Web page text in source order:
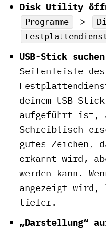
Disk Utility
Programme >
USB-Stick
Seitenleiste des
deinem USB-
aufgeführt ist,
Schreibtisch
gutes Zeichen,
erkannt wird,
werden kann.
angezeigt wird,
tiefer.
„Darstellung“